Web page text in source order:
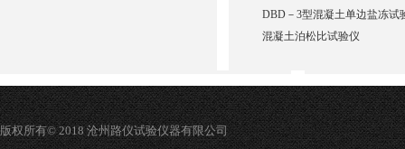
DBD－3型混凝土单边盐冻试
混凝土泊松比试验仪
版权所有© 2018 沧州路仪试验仪器有限公司